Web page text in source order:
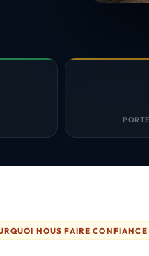
NOUS FAIRE CONFIANCE